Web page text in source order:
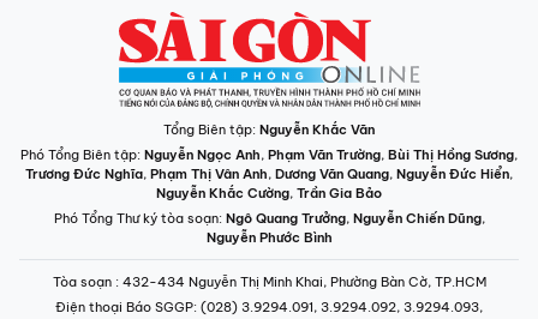
Tổng Biên tập: Nguyễn Khắc Văn
Phó Tổng Biên tập: Nguyễn Ngọc Anh, Phạm Văn Trường, Bùi Thị Hồng Sương,
Trương Đức Nghĩa, Phạm Thị Vân Anh, Dương Văn Quang, Nguyễn Đức Hiển,
Nguyễn Khắc Cường, Trần Gia Bảo
Phó Tổng Thư ký tòa soạn: Ngô Quang Trưởng, Nguyễn Chiến Dũng,
Nguyễn Phước Bình
Tòa soạn : 432-434 Nguyễn Thị Minh Khai, Phường Bàn Cờ, TP.HCM
Điện thoại Báo SGGP: (028) 3.9294.091, 3.9294.092, 3.9294.093,